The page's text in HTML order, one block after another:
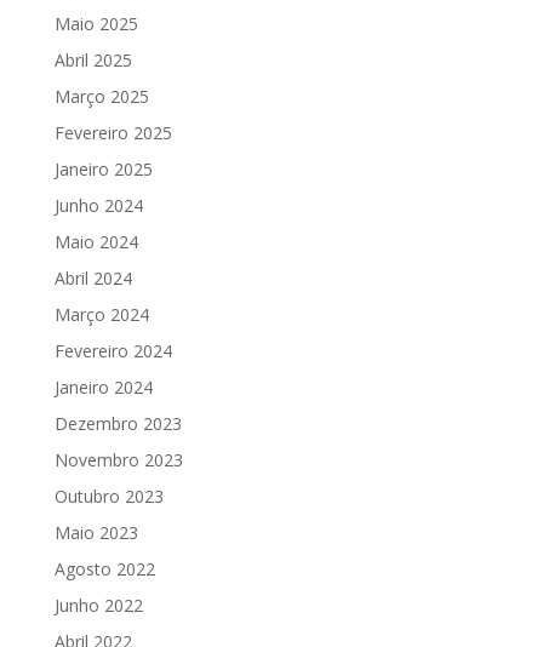
Maio 2025
Abril 2025
Março 2025
Fevereiro 2025
Janeiro 2025
Junho 2024
Maio 2024
Abril 2024
Março 2024
Fevereiro 2024
Janeiro 2024
Dezembro 2023
Novembro 2023
Outubro 2023
Maio 2023
Agosto 2022
Junho 2022
Abril 2022